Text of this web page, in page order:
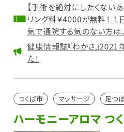
【手術を絶対にしたくない
リング料￥4000が無料！ １
気で通院する気のない方は
健康情報誌『わかさ』
た！
つくば市 マッサージ 足つ
ハーモニーアロマ つ